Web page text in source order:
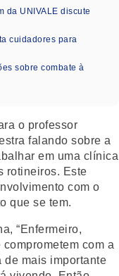
da UNIVALE discute
cuidadores para
sobre combate à
o professor
falando sobre a
em uma clínica
rotineiros. Este
com o
que se tem.
“Enfermeiro,
com a
de mais importante